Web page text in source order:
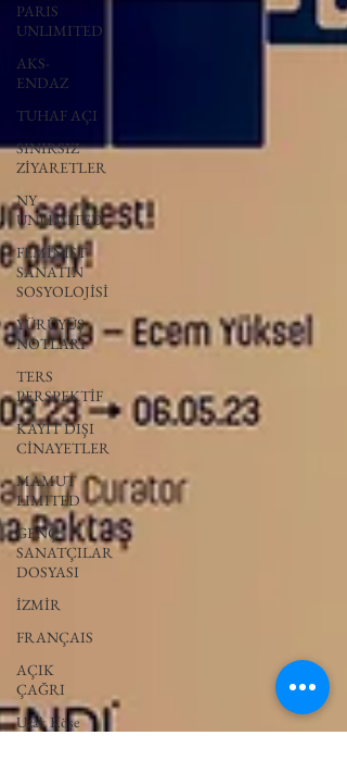
PARIS
UNLIMITED
AKS-
ENDAZ
TUHAF AÇI
SINIRSIZ
ZİYARETLER
NY
UNLIMITED
FEMİNİST
SANATIN
SOSYOLOJİSİ
YÜRÜYÜŞ
NOTLARI
TERS
PERSPEKTİF
KAYIT DIŞI
CİNAYETLER
MAMUT
LIMITED
GENÇ
SANATÇILAR
DOSYASI
İZMİR
FRANÇAIS
AÇIK
ÇAĞRI
Uzak Köşe